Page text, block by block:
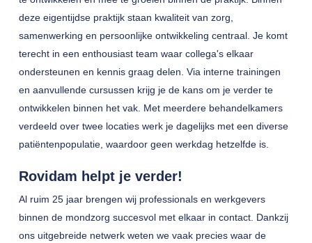
deze eigentijdse praktijk staan kwaliteit van zorg,
samenwerking en persoonlijke ontwikkeling centraal. Je komt
terecht in een enthousiast team waar collega's elkaar
ondersteunen en kennis graag delen. Via interne trainingen
en aanvullende cursussen krijg je de kans om je verder te
ontwikkelen binnen het vak. Met meerdere behandelkamers
verdeeld over twee locaties werk je dagelijks met een diverse
patiëntenpopulatie, waardoor geen werkdag hetzelfde is.
Rovidam helpt je verder!
Al ruim 25 jaar brengen wij professionals en werkgevers
binnen de mondzorg succesvol met elkaar in contact. Dankzij
ons uitgebreide netwerk weten we vaak precies waar de